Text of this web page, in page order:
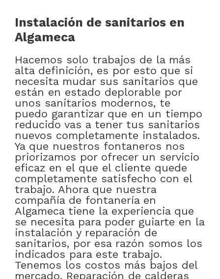
Instalación de sanitarios en
Algameca
Hacemos solo trabajos de la más
alta definición, es por esto que si
necesita mudar sus sanitarios que
están en estado deplorable por
unos sanitarios modernos, te
puedo garantizar que en un tiempo
reducido vas a tener tus sanitarios
nuevos completamente instalados.
Ya que nuestros fontaneros nos
priorizamos por ofrecer un servicio
eficaz en el que el cliente quede
completamente satisfecho con el
trabajo. Ahora que nuestra
compañía de fontanería en
Algameca tiene la experiencia que
se necesita para poder guiarte en la
instalación y reparación de
sanitarios, por esa razón somos los
indicados para este trabajo.
Tenemos los costos más bajos del
mercado. Reparación de calderas